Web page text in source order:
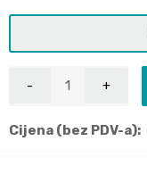
Cijena (bez PDV-a):